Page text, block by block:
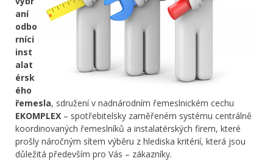
aní
odbo
rníci
inst
alat
érsk
ého
řemesla, sdružení v nadnárodním řemeslnickém cechu
EKOMPLEX – spotřebitelsky zaměřeném systému centrálně
koordinovaných řemeslníků a instalatérských firem, které
prošly náročným sítem výběru z hlediska kritérií, která jsou
důležitá především pro Vás – zákazníky.